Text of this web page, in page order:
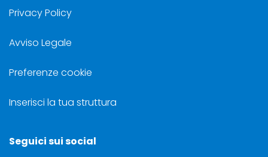
Privacy Policy
Avviso Legale
Preferenze cookie
Inserisci la tua struttura
Seguici sui social